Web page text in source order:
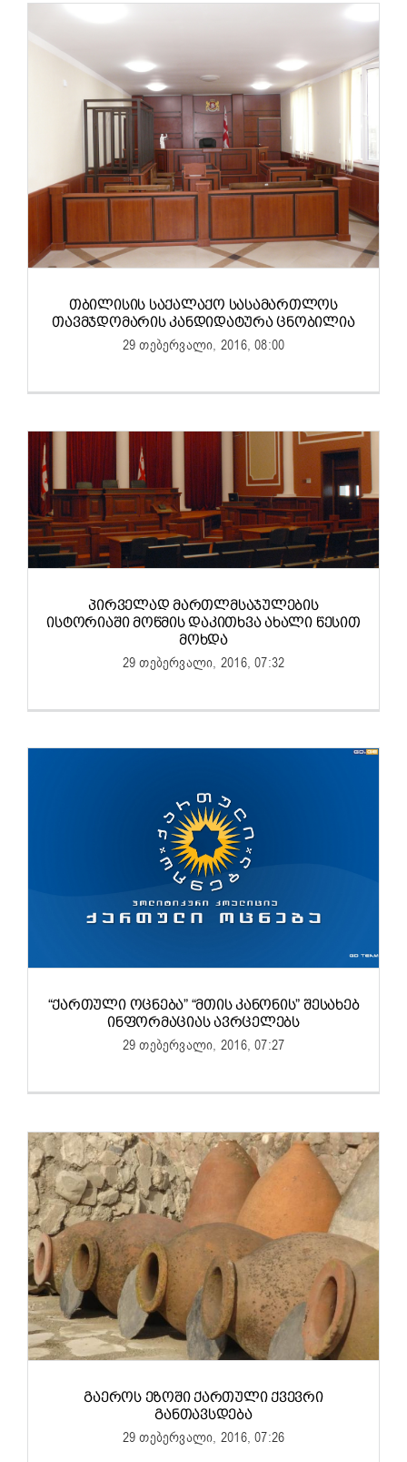
ᲗᲑᲘᲚᲘᲡᲘᲡ ᲡᲐᲥᲐᲚᲐᲥᲝ ᲡᲐᲡᲐᲛᲐᲠᲗᲚᲝᲡ
ᲗᲐᲕᲛᲯᲓᲝᲛᲐᲠᲘᲡ ᲙᲐᲜᲓᲘᲓᲐᲢᲣᲠᲐ ᲪᲜᲝᲑᲘᲚᲘᲐ
29 თებერვალი, 2016, 08:00
ᲞᲘᲠᲕᲔᲚᲐᲓ ᲛᲐᲠᲗᲚᲛᲡᲐᲯᲣᲚᲔᲑᲘᲡ
ᲘᲡᲢᲝᲠᲘᲐᲨᲘ ᲛᲝᲬᲛᲘᲡ ᲓᲐᲙᲘᲗᲮᲕᲐ ᲐᲮᲐᲚᲘ ᲬᲔᲡᲘᲗ
ᲛᲝᲮᲓᲐ
29 თებერვალი, 2016, 07:32
“ᲥᲐᲠᲗᲣᲚᲘ ᲝᲪᲜᲔᲑᲐ” “ᲛᲗᲘᲡ ᲙᲐᲜᲝᲜᲘᲡ” ᲨᲔᲡᲐᲮᲔᲑ
ᲘᲜᲤᲝᲠᲛᲐᲪᲘᲐᲡ ᲐᲕᲠᲪᲔᲚᲔᲑᲡ
29 თებერვალი, 2016, 07:27
ᲒᲐᲔᲠᲝᲡ ᲔᲖᲝᲨᲘ ᲥᲐᲠᲗᲣᲚᲘ ᲥᲕᲔᲕᲠᲘ
ᲒᲐᲜᲗᲐᲕᲡᲓᲔᲑᲐ
29 თებერვალი, 2016, 07:26